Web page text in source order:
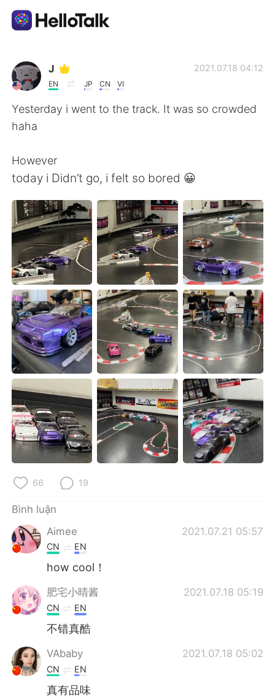
Ứng dụng trao đổi ngôn ngữ
AI Grammar Checker
Tiếng Việt
English 简体中文
繁體中文 Español
العربية Français
Deutsch 日本語
한국어 Русский
ไทย Indonesia
Italiano Türkçe
Português
J
EN JP CN VI
2021.07.18 04:12
Yesterday i went to the track. It was so crowded
haha
However
today i Didn’t go, i felt so bored 😀
66 19
Bình luận
Aimee
2021.07.21 05:57
CN EN
how cool！
肥宅小晴酱 2021.07.18 05:19
CN EN
不错真酷
VAbaby 2021.07.18 05:02
CN EN
真有品味